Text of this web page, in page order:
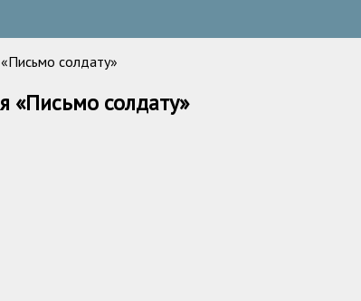
солдату»
«Письмо солдату»